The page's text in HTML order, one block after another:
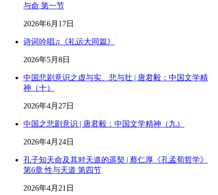
与命 第一节
2026年6月17日
诗词吟唱♫《礼运大同篇》
2026年5月8日
中国悲剧意识之虚与实、悲与壮 | 唐君毅：中国文学精
神（十）
2026年4月27日
中国之悲剧意识 | 唐君毅：中国文学精神（九）
2026年4月24日
孔子知天命及其对天道的遥契 | 蔡仁厚《孔孟荀哲学》
第6章 性与天道 第四节
2026年4月21日